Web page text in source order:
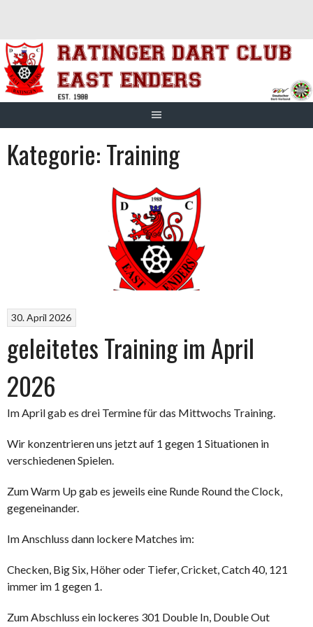
Inhalt
Kategorie:Training
30. April 2026
geleitetes Training im April
2026
Im April gab es drei Termine für das Mittwochs Training.
Wir konzentrieren uns jetzt auf 1 gegen 1 Situationen in
verschiedenen Spielen.
Zum Warm Up gab es jeweils eine Runde Round the Clock,
gegeneinander.
Im Anschluss dann lockere Matches im:
Checken, Big Six, Höher oder Tiefer, Cricket, Catch 40, 121
immer im 1 gegen 1.
Zum Abschluss ein lockeres 301 Double In, Double Out